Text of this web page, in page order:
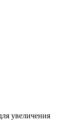
увеличения